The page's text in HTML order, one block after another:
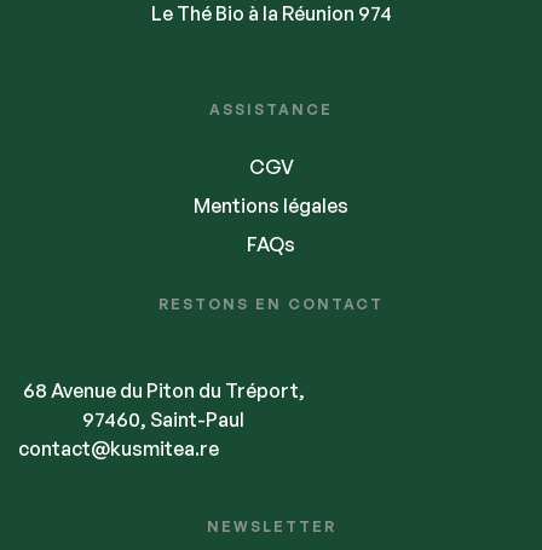
Le Thé Bio à la Réunion 974
ASSISTANCE
CGV
Mentions légales
FAQs
RESTONS EN CONTACT
68 Avenue du Piton du Tréport,
97460, Saint-Paul
contact@kusmitea.re
NEWSLETTER